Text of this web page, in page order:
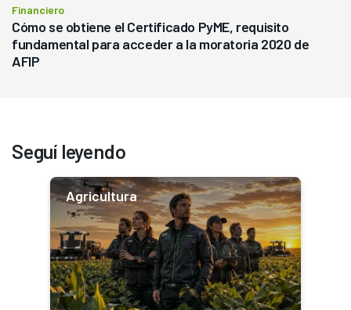
Financiero
Cómo se obtiene el Certificado PyME, requisito
fundamental para acceder a la moratoria 2020 de
AFIP
Seguí leyendo
Agricultura